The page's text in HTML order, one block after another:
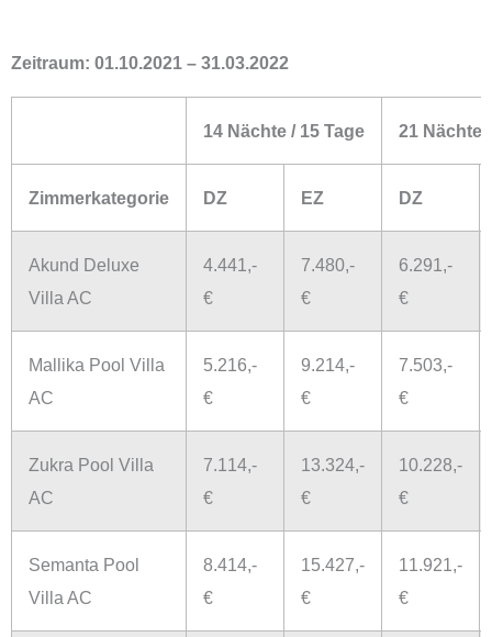
Zeitraum: 01.10.2021 – 31.03.2022
14 Nächte / 15 Tage 21 Nächte
Zimmerkategorie DZ EZ DZ
Akund Deluxe
Villa AC
4.441,-
€
7.480,-
€
6.291,-
€
Mallika Pool Villa
AC
5.216,-
€
9.214,-
€
7.503,-
€
Zukra Pool Villa
AC
7.114,-
€
13.324,-
€
10.228,-
€
Semanta Pool
Villa AC
8.414,-
€
15.427,-
€
11.921,-
€